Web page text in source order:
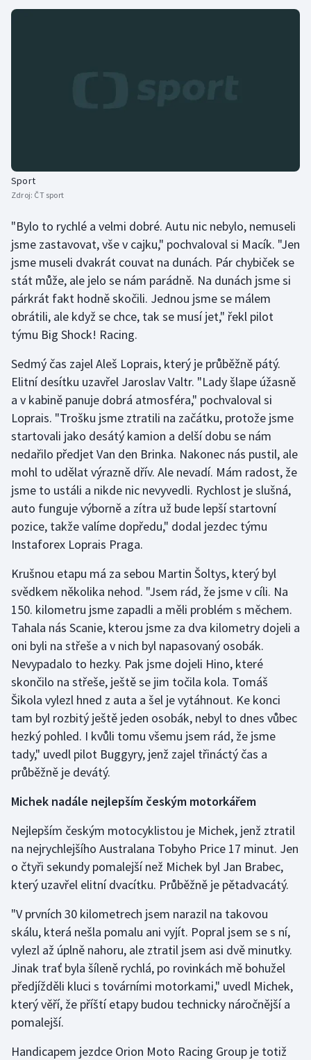
Sport
Zdroj: ČT sport
"Bylo to rychlé a velmi dobré. Autu nic nebylo, nemuseli
jsme zastavovat, vše v cajku," pochvaloval si Macík. "Jen
jsme museli dvakrát couvat na dunách. Pár chybiček se
stát může, ale jelo se nám parádně. Na dunách jsme si
párkrát fakt hodně skočili. Jednou jsme se málem
obrátili, ale když se chce, tak se musí jet," řekl pilot
týmu Big Shock! Racing.
Sedmý čas zajel Aleš Loprais, který je průběžně pátý.
Elitní desítku uzavřel Jaroslav Valtr. "Lady šlape úžasně
a v kabině panuje dobrá atmosféra," pochvaloval si
Loprais. "Trošku jsme ztratili na začátku, protože jsme
startovali jako desátý kamion a delší dobu se nám
nedařilo předjet Van den Brinka. Nakonec nás pustil, ale
mohl to udělat výrazně dřív. Ale nevadí. Mám radost, že
jsme to ustáli a nikde nic nevyvedli. Rychlost je slušná,
auto funguje výborně a zítra už bude lepší startovní
pozice, takže valíme dopředu," dodal jezdec týmu
Instaforex Loprais Praga.
Krušnou etapu má za sebou Martin Šoltys, který byl
svědkem několika nehod. "Jsem rád, že jsme v cíli. Na
150. kilometru jsme zapadli a měli problém s měchem.
Tahala nás Scanie, kterou jsme za dva kilometry dojeli a
oni byli na střeše a v nich byl napasovaný osobák.
Nevypadalo to hezky. Pak jsme dojeli Hino, které
skončilo na střeše, ještě se jim točila kola. Tomáš
Šikola vylezl hned z auta a šel je vytáhnout. Ke konci
tam byl rozbitý ještě jeden osobák, nebyl to dnes vůbec
hezký pohled. I kvůli tomu všemu jsem rád, že jsme
tady," uvedl pilot Buggyry, jenž zajel třináctý čas a
průběžně je devátý.
Michek nadále nejlepším českým motorkářem
Nejlepším českým motocyklistou je Michek, jenž ztratil
na nejrychlejšího Australana Tobyho Price 17 minut. Jen
o čtyři sekundy pomalejší než Michek byl Jan Brabec,
který uzavřel elitní dvacítku. Průběžně je pětadvacátý.
"V prvních 30 kilometrech jsem narazil na takovou
skálu, která nešla pomalu ani vyjít. Popral jsem se s ní,
vylezl až úplně nahoru, ale ztratil jsem asi dvě minutky.
Jinak trať byla šíleně rychlá, po rovinkách mě bohužel
předjížděli kluci s továrními motorkami," uvedl Michek,
který věří, že příští etapy budou technicky náročnější a
pomalejší.
Handicapem jezdce Orion Moto Racing Group je totiž